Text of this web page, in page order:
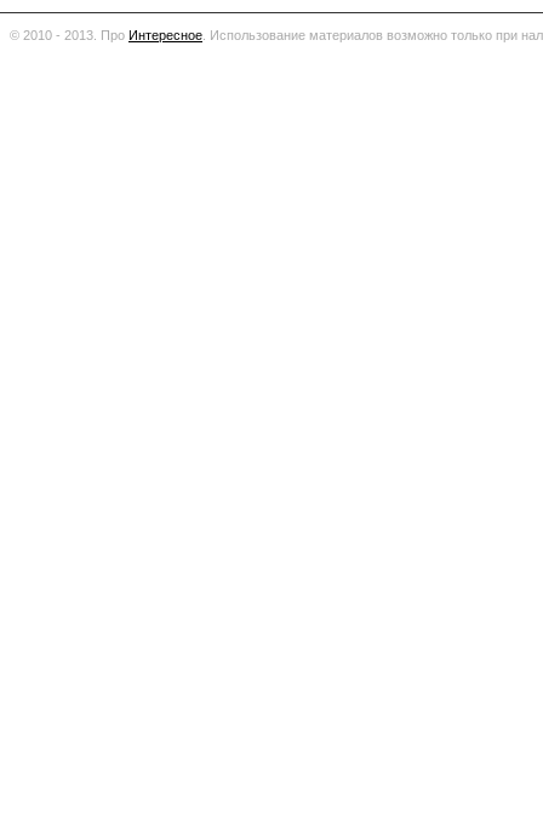
© 2010 - 2013. Про Интересное Использование материалов возможно только при